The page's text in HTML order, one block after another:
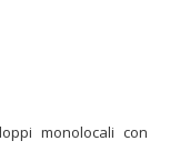
monolocali con